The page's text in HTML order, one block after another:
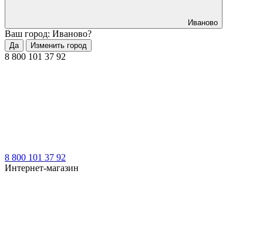
Иваново
Ваш город: Иваново?
Да Изменить город
8 800 101 37 92
8 800 101 37 92
Интернет-магазин